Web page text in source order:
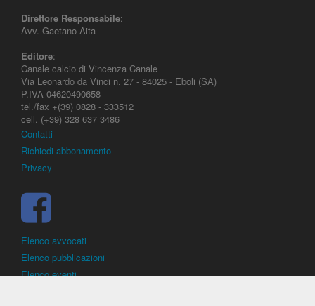
Direttore Responsabile:
Avv. Gaetano Aita
Editore:
Canale calcio di Vincenza Canale
Via Leonardo da Vinci n. 27 - 84025 - Eboli (SA)
P.IVA 04620490658
tel./fax +(39) 0828 - 333512
cell. (+39) 328 637 3486
Contatti
Richiedi abbonamento
Privacy
Elenco avvocati
Elenco pubblicazioni
Elenco eventi